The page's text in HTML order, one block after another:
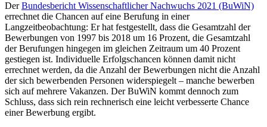
DerBundesbericht Wissenschaftlicher Nachwuchs 2021 (BuWiN)
errechnet die Chancen auf eine Berufung in einer
Langzeitbeobachtung: Er hat festgestellt, dass die Gesamtzahl der
Bewerbungen von 1997 bis 2018 um 16 Prozent, die Gesamtzahl
der Berufungen hingegen im gleichen Zeitraum um 40 Prozent
gestiegen ist. Individuelle Erfolgschancen können damit nicht
errechnet werden, da die Anzahl der Bewerbungen nicht die Anzahl
der sich bewerbenden Personen widerspiegelt – manche bewerben
sich auf mehrere Vakanzen. Der BuWiN kommt dennoch zum
Schluss, dass sich rein rechnerisch eine leicht verbesserte Chance
einer Bewerbung ergibt.